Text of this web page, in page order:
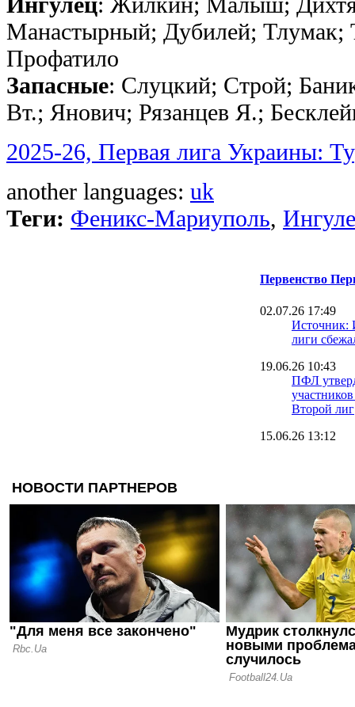
Манастырный; Дубилей; Тлумак;
Профатило
Запасные: Слуцкий; Строй;
Вт.; Янович; Рязанцев Я.;
2025-26, Первая лига Украины:
another languages: uk
Теги: Феникс-Мариуполь,
Первенство
02.07.26 17:49
Источник:
лиги
19.06.26 10:43
ПФЛ
Второй лиг
15.06.26 13:12
15.06.26 11:28
Финалист
сменил
05.06.26 20:05
смогли
Первой